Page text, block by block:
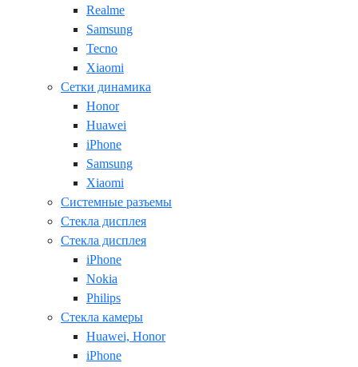
Realme
Samsung
Tecno
Xiaomi
Сетки динамика
Honor
Huawei
iPhone
Samsung
Xiaomi
Системные разъемы
Стекла дисплея
Стекла дисплея
iPhone
Nokia
Philips
Стекла камеры
Huawei, Honor
iPhone